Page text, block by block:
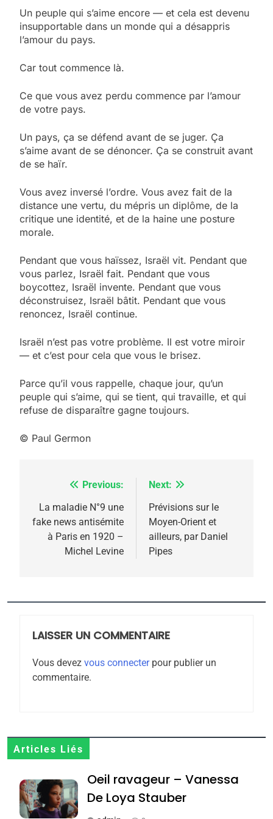
Un peuple qui s’aime encore — et cela est devenu
insupportable dans un monde qui a désappris
l’amour du pays.
Car tout commence là.
Ce que vous avez perdu commence par l’amour
de votre pays.
Un pays, ça se défend avant de se juger. Ça
s’aime avant de se dénoncer. Ça se construit avant
de se haïr.
Vous avez inversé l’ordre. Vous avez fait de la
distance une vertu, du mépris un diplôme, de la
critique une identité, et de la haine une posture
morale.
Pendant que vous haïssez, Israël vit. Pendant que
vous parlez, Israël fait. Pendant que vous
boycottez, Israël invente. Pendant que vous
déconstruisez, Israël bâtit. Pendant que vous
renoncez, Israël continue.
Israël n’est pas votre problème. Il est votre miroir
— et c’est pour cela que vous le brisez.
Parce qu’il vous rappelle, chaque jour, qu’un
peuple qui s’aime, qui se tient, qui travaille, et qui
refuse de disparaître gagne toujours.
© Paul Germon
Navigation
de
l’article
Previous:
La maladie N°9 une
fake news antisémite
à Paris en 1920 –
Michel Levine
Next:
Prévisions sur le
Moyen-Orient et
ailleurs, par Daniel
Pipes
LAISSER UN COMMENTAIRE
Vous devez vous connecterpour publier un
commentaire.
Articles Liés
Oeil ravageur – Vanessa
De Loya Stauber
2025, l’année la plus
rapport d’ADL contre
FRANCE ISRAÉL
6
Zrihen-Dvir
7
Jacques Hadida
JUDAISME